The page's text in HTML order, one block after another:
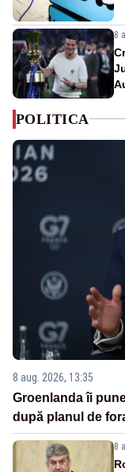
8
POLITICA
8 aug. 2026, 13:35
Groenlanda îi
după planul de
8